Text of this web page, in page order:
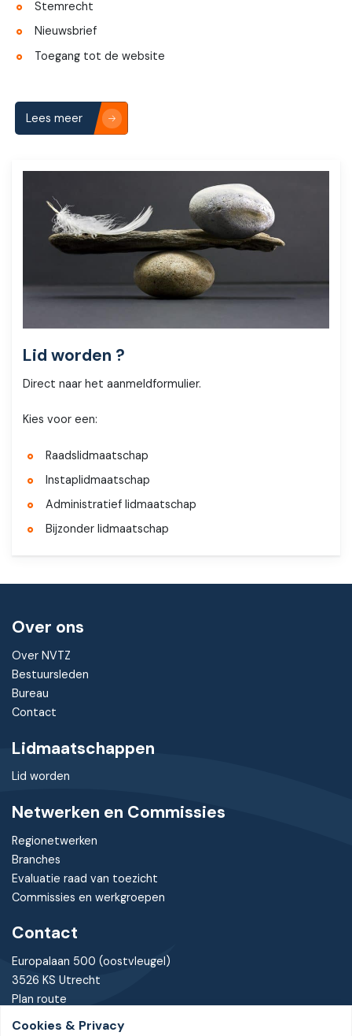
Cookies & Privacy
Stemrecht
Nieuwsbrief
Toegang tot de website
Lees meer
Lid worden ?
Direct naar het aanmeldformulier.
Kies voor een:
Raadslidmaatschap
Instaplidmaatschap
Administratief lidmaatschap
Bijzonder lidmaatschap
Over ons
Over NVTZ
Bestuursleden
Bureau
Contact
Lidmaatschappen
Lid worden
Netwerken en Commissies
Regionetwerken
Branches
Evaluatie raad van toezicht
Commissies en werkgroepen
Contact
Europalaan 500 (oostvleugel)
3526 KS Utrecht
Plan route